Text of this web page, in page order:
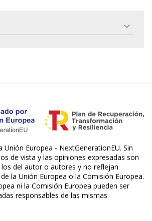
Unión Europea - NextGenerationEU. Sin
de vista y las opiniones expresadas son
del autor o autores y no reflejan
la Unión Europea o la Comisión Europea.
ni la Comisión Europea pueden ser
responsables de las mismas.